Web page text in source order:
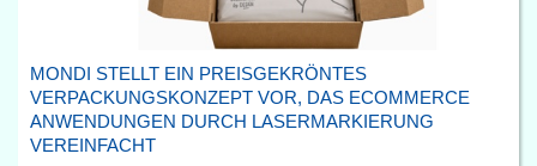
MONDI STELLT EIN PREISGEKRÖNTES
VERPACKUNGSKONZEPT VOR, DAS ECOMMERCE
ANWENDUNGEN DURCH LASERMARKIERUNG
VEREINFACHT